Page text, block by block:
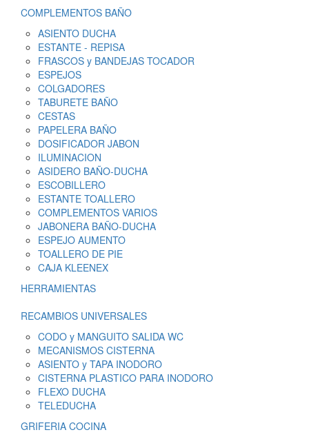
COMPLEMENTOS BAÑO
ASIENTO DUCHA
ESTANTE - REPISA
FRASCOS y BANDEJAS TOCADOR
ESPEJOS
COLGADORES
TABURETE BAÑO
CESTAS
PAPELERA BAÑO
DOSIFICADOR JABON
ILUMINACION
ASIDERO BAÑO-DUCHA
ESCOBILLERO
ESTANTE TOALLERO
COMPLEMENTOS VARIOS
JABONERA BAÑO-DUCHA
ESPEJO AUMENTO
TOALLERO DE PIE
CAJA KLEENEX
HERRAMIENTAS
RECAMBIOS UNIVERSALES
CODO y MANGUITO SALIDA WC
MECANISMOS CISTERNA
ASIENTO y TAPA INODORO
CISTERNA PLASTICO PARA INODORO
FLEXO DUCHA
TELEDUCHA
GRIFERIA COCINA